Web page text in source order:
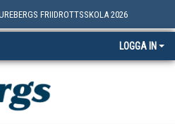
FRIIDROTTSSKOLA 2026
LOGGA IN